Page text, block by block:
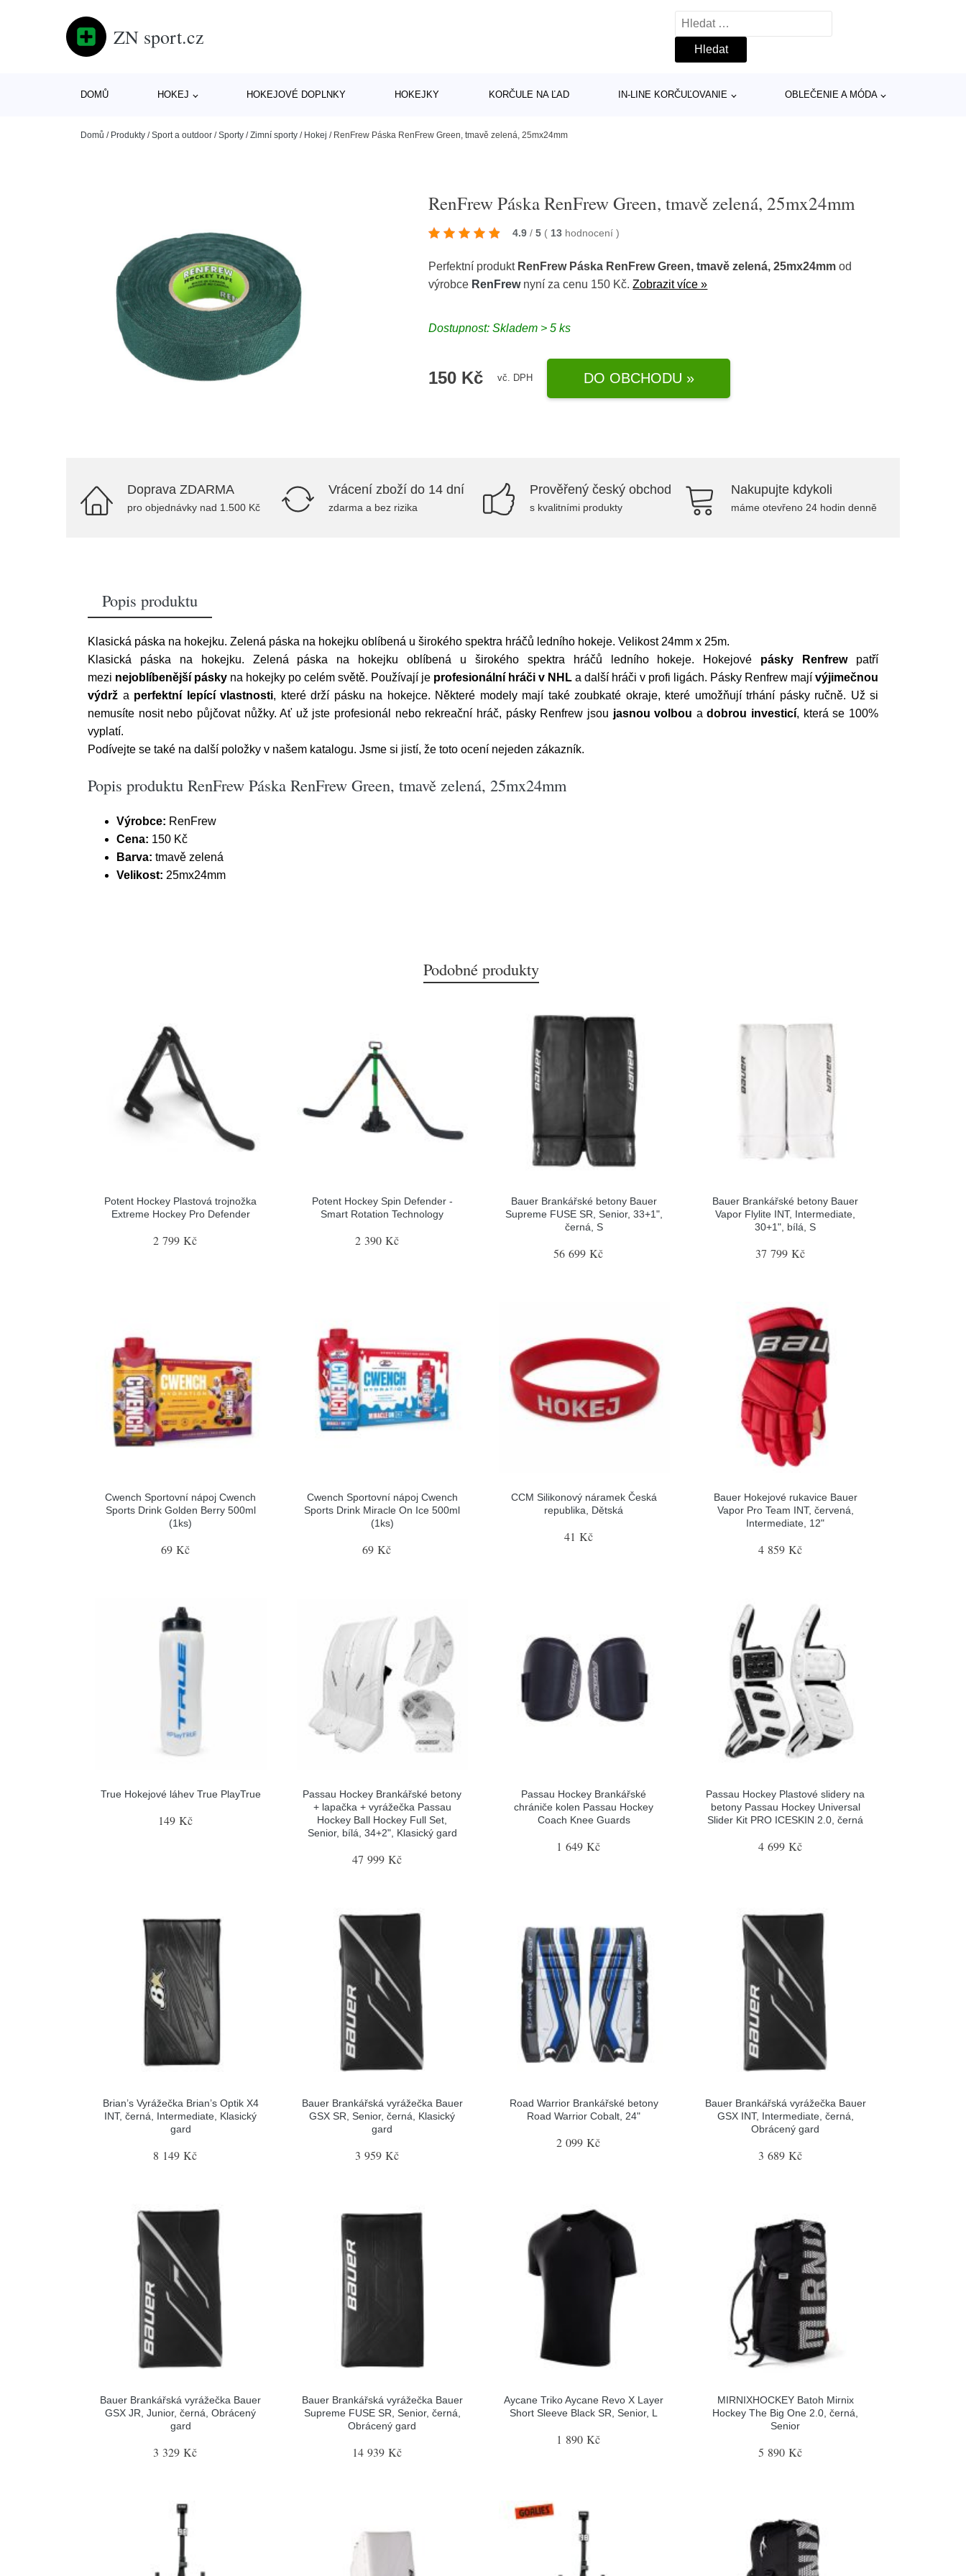
ZN sport.cz
Vyhledávání
DOMŮ HOKEJ HOKEJOVÉ DOPLNKY HOKEJKY KORČULE NA ĽAD IN-LINE KORČUĽOVANIE OBLEČENIE A MÓDA
Domů / Produkty /Sport a outdoor /Sporty /Zimní sporty / Hokej / RenFrew Páska RenFrew Green, tmavě zelená, 25mx24mm
RenFrew Páska RenFrew Green, tmavě zelená, 25mx24mm
4.9 / 5 ( 13 hodnocení)
Perfektní produkt RenFrew Páska RenFrew Green, tmavě zelená, 25mx24mm od
výrobce RenFrewnyní za cenu 150 Kč.Zobrazit více »
Dostupnost: Skladem > 5 ks
150 Kč vč. DPH DO OBCHODU »
Doprava ZDARMA
pro objednávky nad 1.500 Kč
Vrácení zboží do 14 dní
zdarma a bez rizika
Prověřený český obchod
s kvalitními produkty
Nakupujte kdykoli
máme otevřeno 24 hodin denně
Popis produktu
Klasická páska na hokejku. Zelená páska na hokejku oblíbená u širokého spektra hráčů ledního hokeje. Velikost 24mm x 25m.
Klasická páska na hokejku. Zelená páska na hokejku oblíbená u širokého spektra hráčů ledního hokeje. Hokejové pásky Renfrewpatří
mezi nejoblíbenější pásky na hokejky po celém světě. Používají je profesionální hráči v NHL a další hráči v profi ligách. Pásky Renfrew mají výjimečnou
výdrž a perfektní lepící vlastnosti, které drží pásku na hokejce. Některé modely mají také zoubkaté okraje, které umožňují trhání pásky ručně. Už si
nemusíte nosit nebo půjčovat nůžky. Ať už jste profesionál nebo rekreační hráč, pásky Renfrew jsou jasnou volbou adobrou investicí, která se 100%
vyplatí.
Podívejte se také na další položky v našem katalogu. Jsme si jistí, že toto ocení nejeden zákazník.
Popis produktu RenFrew Páska RenFrew Green, tmavě zelená, 25mx24mm
Výrobce: RenFrew
Cena: 150 Kč
Barva: tmavě zelená
Velikost: 25mx24mm
Podobné produkty
Potent Hockey Plastová trojnožka
Extreme Hockey Pro Defender
2 799 Kč
Potent Hockey Spin Defender -
Smart Rotation Technology
2 390 Kč
Bauer Brankářské betony Bauer
Supreme FUSE SR, Senior, 33+1",
černá, S
56 699 Kč
Bauer Brankářské betony Bauer
Vapor Flylite INT, Intermediate,
30+1", bílá, S
37 799 Kč
Cwench Sportovní nápoj Cwench
Sports Drink Golden Berry 500ml
(1ks)
69 Kč
Cwench Sportovní nápoj Cwench
Sports Drink Miracle On Ice 500ml
(1ks)
69 Kč
CCM Silikonový náramek Česká
republika, Dětská
41 Kč
Bauer Hokejové rukavice Bauer
Vapor Pro Team INT, červená,
Intermediate, 12"
4 859 Kč
True Hokejové láhev True PlayTrue
149 Kč
Passau Hockey Brankářské betony
+ lapačka + vyrážečka Passau
Hockey Ball Hockey Full Set,
Senior, bílá, 34+2", Klasický gard
47 999 Kč
Passau Hockey Brankářské
chrániče kolen Passau Hockey
Coach Knee Guards
1 649 Kč
Passau Hockey Plastové slidery na
betony Passau Hockey Universal
Slider Kit PRO ICESKIN 2.0, černá
4 699 Kč
Brian’s Vyrážečka Brian’s Optik X4
INT, černá, Intermediate, Klasický
gard
8 149 Kč
Bauer Brankářská vyrážečka Bauer
GSX SR, Senior, černá, Klasický
gard
3 959 Kč
Road Warrior Brankářské betony
Road Warrior Cobalt, 24"
2 099 Kč
Bauer Brankářská vyrážečka Bauer
GSX INT, Intermediate, černá,
Obrácený gard
3 689 Kč
Bauer Brankářská vyrážečka Bauer
GSX JR, Junior, černá, Obrácený
gard
3 329 Kč
Bauer Brankářská vyrážečka Bauer
Supreme FUSE SR, Senior, černá,
Obrácený gard
14 939 Kč
Aycane Triko Aycane Revo X Layer
Short Sleeve Black SR, Senior, L
1 890 Kč
MIRNIXHOCKEY Batoh Mirnix
Hockey The Big One 2.0, černá,
Senior
5 890 Kč